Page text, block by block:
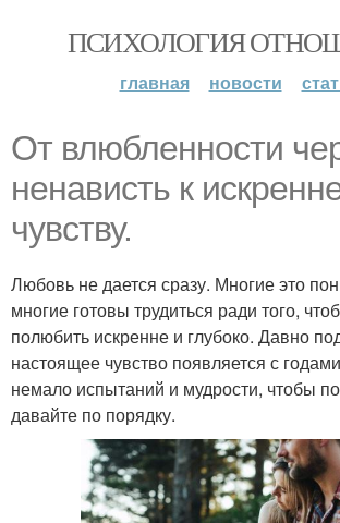
ПСИХОЛОГИЯ
главная новости
От влюбленности
ненависть к
чувству.
Любовь не дается сразу. Многие это
многие готовы трудиться ради того,
полюбить искренне и глубоко. Давно
настоящее чувство появляется с
немало испытаний и мудрости, чтобы
давайте по порядку.